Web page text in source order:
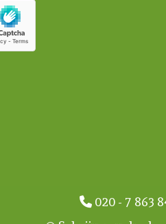
020 - 7 863